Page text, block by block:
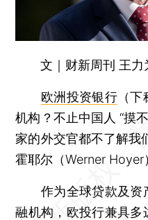
文｜财新周刊 王力
欧洲投资银行 （下
机构？不止中国人 “摸
家的外交官都不了解我
霍耶尔（Werner Hoyer
作为全球贷款及资
融机构，欧投行兼具